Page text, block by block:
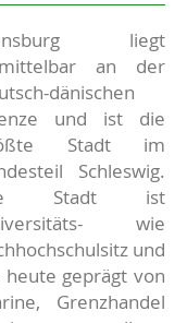
liegt
an der
dänischen
und ist die
Stadt im
Schleswig.
Stadt ist
wie
und
heute geprägt von
Grenzhandel